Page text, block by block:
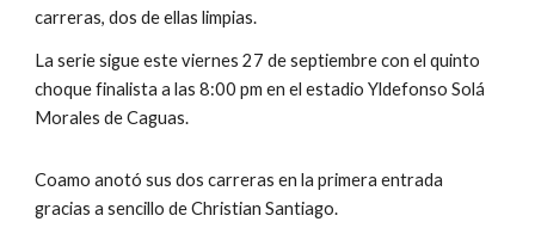
carreras, dos de ellas limpias.
La serie sigue este viernes 27 de septiembre con el quinto
choque finalista a las 8:00 pm en el estadio Yldefonso Solá
Morales de Caguas.
Coamo anotó sus dos carreras en la primera entrada
gracias a sencillo de Christian Santiago.